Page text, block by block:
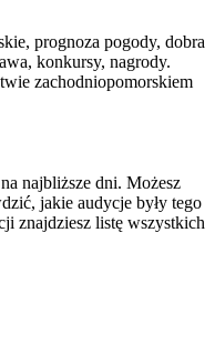
prognoza pogody, dobra
konkursy, nagrody.
zachodniopomorskiem
najbliższe dni. Możesz
jakie audycje były tego
znajdziesz listę wszystkich